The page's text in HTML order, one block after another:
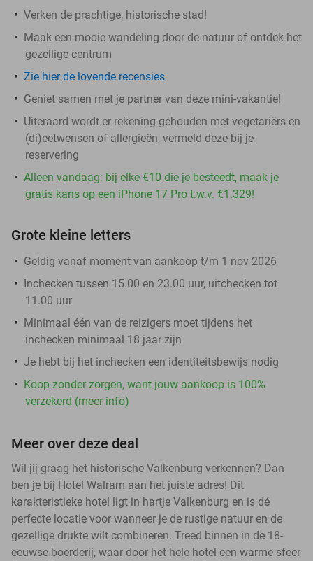
Verken de prachtige, historische stad!
Maak een mooie wandeling door de natuur of ontdek het
gezellige centrum
Zie hier de lovende recensies
Geniet samen met je partner van deze mini-vakantie!
Uiteraard wordt er rekening gehouden met vegetariërs en
(di)eetwensen of allergieën, vermeld deze bij je
reservering
Alleen vandaag: bij elke €10 die je besteedt, maak je
gratis kans op een iPhone 17 Pro t.w.v. €1.329!
Grote kleine letters
Geldig vanaf moment van aankoop t/m 1 nov 2026
Inchecken tussen 15.00 en 23.00 uur, uitchecken tot
11.00 uur
Minimaal één van de reizigers moet tijdens het
inchecken minimaal 18 jaar zijn
Je hebt bij het inchecken een identiteitsbewijs nodig
Koop zonder zorgen, want jouw aankoop is 100%
verzekerd (meer info)
Meer over deze deal
Wil jij graag het historische Valkenburg verkennen? Dan
ben je bij Hotel Walram aan het juiste adres! Dit
karakteristieke hotel ligt in hartje Valkenburg en is dé
perfecte locatie voor wanneer je de rustige natuur en de
gezellige drukte wilt combineren. Treed binnen in de 18-
eeuwse boerderij, waar door het hele hotel een warme sfeer